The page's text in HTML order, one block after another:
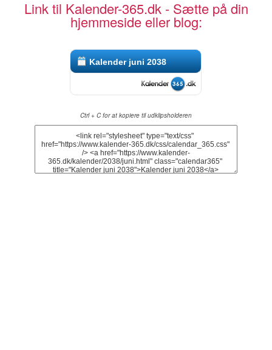
Link til Kalender-365.dk - Sætte på din
hjemmeside eller blog:
Kalender juni 2038
Ctrl + C for at kopiere til udklipsholderen